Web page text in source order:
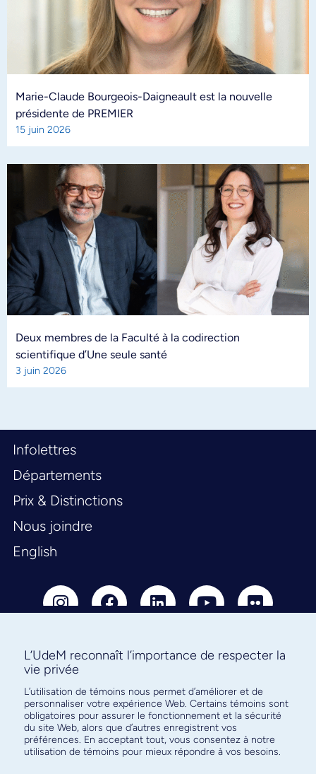
Marie-Claude Bourgeois-Daigneault est la nouvelle
présidente de PREMIER
15 juin 2026
Deux membres de la Faculté à la codirection
scientifique d’Une seule santé
3 juin 2026
Infolettres
Départements
Prix & Distinctions
Nous joindre
English
Abonnez-vous à notre infolettre
pour connaître l’actualité facultaire
L’UdeM reconnaît l’importance de respecter la
vie privée
L’utilisation de témoins nous permet d’améliorer et de
personnaliser votre expérience Web. Certains témoins sont
obligatoires pour assurer le fonctionnement et la sécurité
du site Web, alors que d’autres enregistrent vos
préférences. En acceptant tout, vous consentez à notre
utilisation de témoins pour mieux répondre à vos besoins.